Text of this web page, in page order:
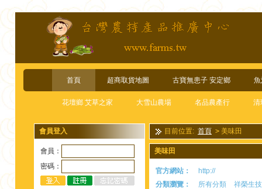
首頁 超商取貨地圖 古寶無患子 安定鄉
花壇鄉 艾草之家 大雪山農場 名品農產行 清
會員登入
會員：
密碼：
目前位置: 首頁 > 美味田
美味田
官方網站：
http://
分類瀏覽：
所有分類 祥榮生技